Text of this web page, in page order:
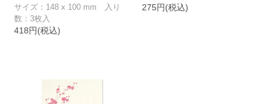
サイズ：148 x 100 mm 入り
数：3枚入
418円(税込)
275円(税込)